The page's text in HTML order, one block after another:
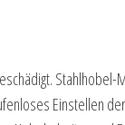
Einstellen